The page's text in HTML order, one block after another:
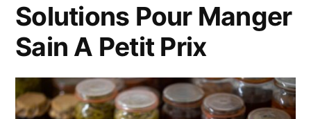
Solutions Pour Manger
Sain A Petit Prix